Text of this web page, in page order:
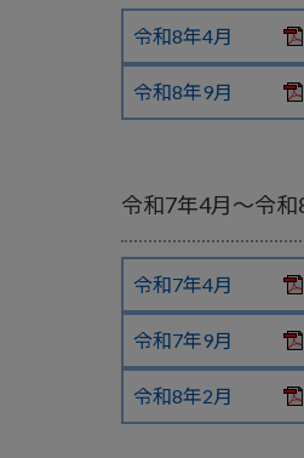
令和8年4月
令和8年9月
令和7年4月〜令和
令和7年4月
令和7年9月
令和8年2月